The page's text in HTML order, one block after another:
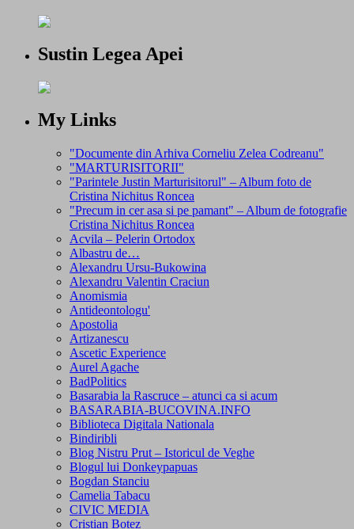
Sustin Legea Apei
My Links
"Documente din Arhiva Corneliu Zelea Codreanu"
"MARTURISITORII"
"Parintele Justin Marturisitorul" – Album foto de
Cristina Nichitus Roncea
"Precum in cer asa si pe pamant" – Album de fotografie
Cristina Nichitus Roncea
Acvila – Pelerin Ortodox
Albastru de…
Alexandru Ursu-Bukowina
Alexandru Valentin Craciun
Anomismia
Antideontologu'
Apostolia
Artizanescu
Ascetic Experience
Aurel Agache
BadPolitics
Basarabia la Rascruce – atunci ca si acum
BASARABIA-BUCOVINA.INFO
Biblioteca Digitala Nationala
Bindiribli
Blog Nistru Prut – Istoricul de Veghe
Blogul lui Donkeypapuas
Bogdan Stanciu
Camelia Tabacu
CIVIC MEDIA
Cristian Botez